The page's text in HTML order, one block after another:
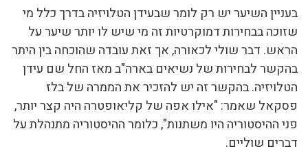
בעניין השיער יש רק לומר שבעידן הטלויזיה בדרך כלל מי
שזוכה בבחירות דמוקרטיות זה מי שיש לו יותר שיער על
הראש. דבר שולי לכאורה, אך זאת עובדה שהוכחה בין היתר
בהקשר לבחירות של נשיאים בארה"ב מאז החל שם עידן
הטלויזיה. בהקשר זה יש להזכיר את הממרה של בלז
פסקאל שאמר: "אילו אפה של קליאופטרה היה קצר יותר,
פני ההיסטוריה היו משתנות", כלומר ההיסטוריה מתנהלת על
דברים שוליים.